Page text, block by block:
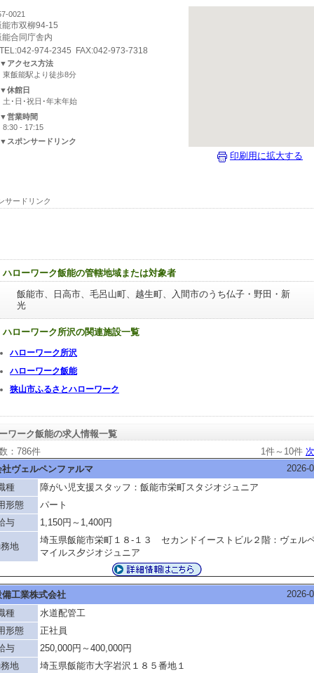
0021
能市双柳94-15
能合同庁舎内
TEL:042-974-2345 FAX:042-973-7318
▼アクセス方法
東飯能駅より徒歩8分
▼休館日
土･日･祝日･年末年始
▼営業時間
8:30 - 17:15
▼スポンサードリンク
印刷用に拡大する
サードリンク
ハローワーク飯能の管轄地域または対象者
飯能市、日高市、毛呂山町、越生町、入間市のうち仏子・野田・新
光
ハローワーク所沢の関連施設一覧
ハローワーク所沢
ハローワーク飯能
狭山市ふるさとハローワーク
ワーク飯能の求人情報一覧
：786件
1件～10件
社ヴェルペンファルマ
2026-
種
障がい児支援スタッフ：飯能市栄町スタジオジュニア
形態
パート
与
1,150円～1,400円
地
埼玉県飯能市栄町１８‐１３ セカンドイーストビル２階：ヴェル
マイルス夕ジオジュニア
備工業株式会社
2026-
種
水道配管工
形態
正社員
与
250,000円～400,000円
地
埼玉県飯能市大字岩沢１８５番地１